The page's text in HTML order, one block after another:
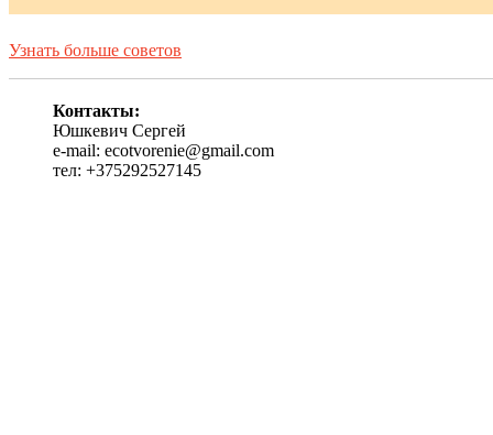
Узнать больше советов
Контакты:
Юшкевич Сергей
e-mail: ecotvorenie@gmail.com
тел: +375292527145